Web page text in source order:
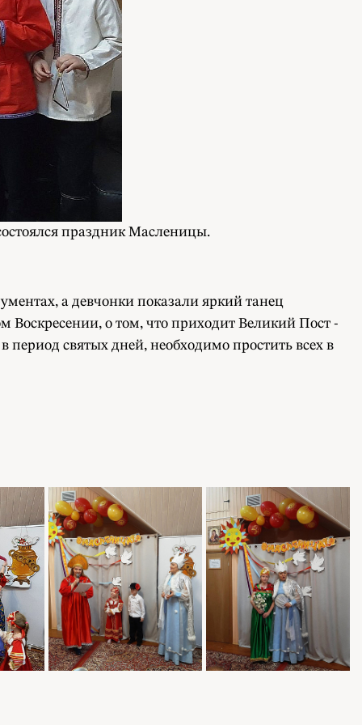
праздник Масленицы.
а девчонки показали яркий танец
о том, что приходит Великий Пост -
святых дней, необходимо простить всех в